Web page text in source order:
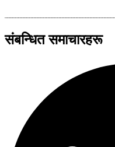
संबन्धित समाचारहरू